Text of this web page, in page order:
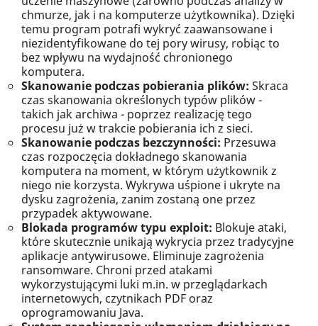
chmurze, jak i na komputerze użytkownika). Dzięki
temu program potrafi wykryć zaawansowane i
niezidentyfikowane do tej pory wirusy, robiąc to
bez wpływu na wydajność chronionego
komputera.
Skanowanie podczas pobierania plików: Skraca
czas skanowania określonych typów plików -
takich jak archiwa - poprzez realizację tego
procesu już w trakcie pobierania ich z sieci.
Skanowanie podczas bezczynności: Przesuwa
czas rozpoczęcia dokładnego skanowania
komputera na moment, w którym użytkownik z
niego nie korzysta. Wykrywa uśpione i ukryte na
dysku zagrożenia, zanim zostaną one przez
przypadek aktywowane.
Blokada programów typu exploit: Blokuje ataki,
które skutecznie unikają wykrycia przez tradycyjne
aplikacje antywirusowe. Eliminuje zagrożenia
ransomware. Chroni przed atakami
wykorzystującymi luki m.in. w przeglądarkach
internetowych, czytnikach PDF oraz
oprogramowaniu Java.